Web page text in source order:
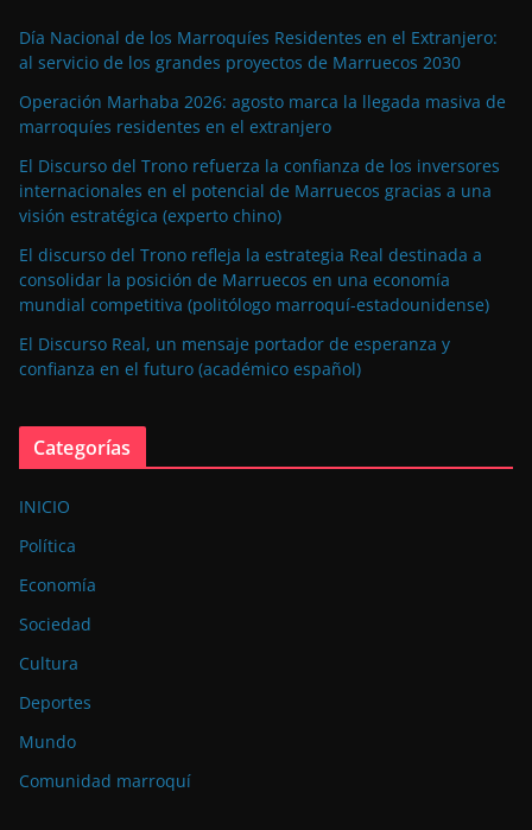
Día Nacional de los Marroquíes Residentes en el Extranjero:
al servicio de los grandes proyectos de Marruecos 2030
Operación Marhaba 2026: agosto marca la llegada masiva de
marroquíes residentes en el extranjero
El Discurso del Trono refuerza la confianza de los inversores
internacionales en el potencial de Marruecos gracias a una
visión estratégica (experto chino)
El discurso del Trono refleja la estrategia Real destinada a
consolidar la posición de Marruecos en una economía
mundial competitiva (politólogo marroquí-estadounidense)
El Discurso Real, un mensaje portador de esperanza y
confianza en el futuro (académico español)
Categorías
INICIO
Política
Economía
Sociedad
Cultura
Deportes
Mundo
Comunidad marroquí